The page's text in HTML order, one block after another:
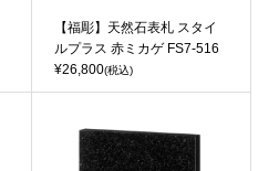
【福彫】天然石表札 スタイ
ルプラス 赤ミカゲ FS7-516
¥26,800(税込)